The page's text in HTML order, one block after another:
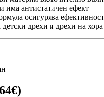
има антистатичен ефект
осигурява
дрехи и дрехи на